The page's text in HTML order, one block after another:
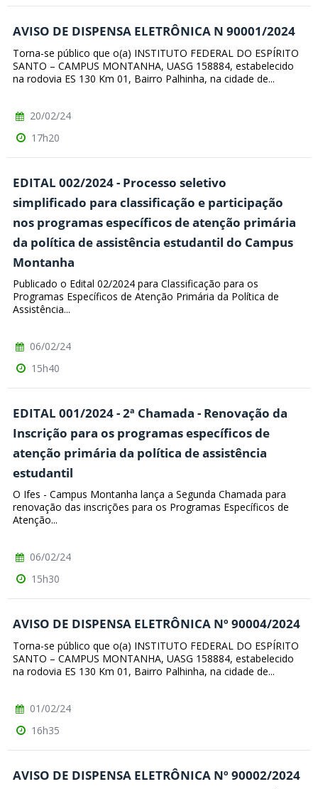
AVISO DE DISPENSA ELETRÔNICA N 90001/2024
Torna-se público que o(a) INSTITUTO FEDERAL DO ESPÍRITO
SANTO – CAMPUS MONTANHA, UASG 158884, estabelecido
na rodovia ES 130 Km 01, Bairro Palhinha, na cidade de...
20/02/24
17h20
EDITAL 002/2024 - Processo seletivo
simplificado para classificação e participação
nos programas específicos de atenção primária
da política de assistência estudantil do Campus
Montanha
Publicado o Edital 02/2024 para Classificação para os
Programas Específicos de Atenção Primária da Política de
Assistência...
06/02/24
15h40
EDITAL 001/2024 - 2ª Chamada - Renovação da
Inscrição para os programas específicos de
atenção primária da política de assistência
estudantil
O Ifes - Campus Montanha lança a Segunda Chamada para
renovação das inscrições para os Programas Específicos de
Atenção...
06/02/24
15h30
AVISO DE DISPENSA ELETRÔNICA Nº 90004/2024
Torna-se público que o(a) INSTITUTO FEDERAL DO ESPÍRITO
SANTO – CAMPUS MONTANHA, UASG 158884, estabelecido
na rodovia ES 130 Km 01, Bairro Palhinha, na cidade de...
01/02/24
16h35
AVISO DE DISPENSA ELETRÔNICA Nº 90002/2024